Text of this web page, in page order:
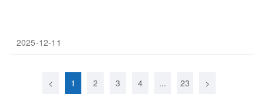
2025-12-11
< 1 2 3 4 ... 23 >